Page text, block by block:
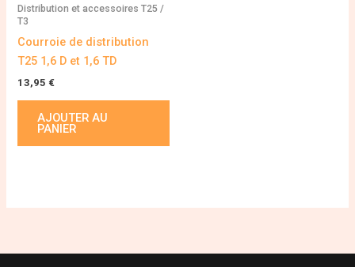
Distribution et accessoires T25 /
T3
Courroie de distribution
T25 1,6 D et 1,6 TD
13,95 €
AJOUTER AU
PANIER